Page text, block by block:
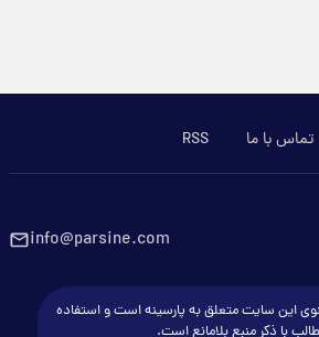
تماس با ما RSS
info@parsine.com
این سایت متعلق به پارسینه است و استفاده
با ذکر منبع بلامانع است.